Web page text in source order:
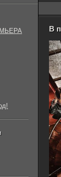
В